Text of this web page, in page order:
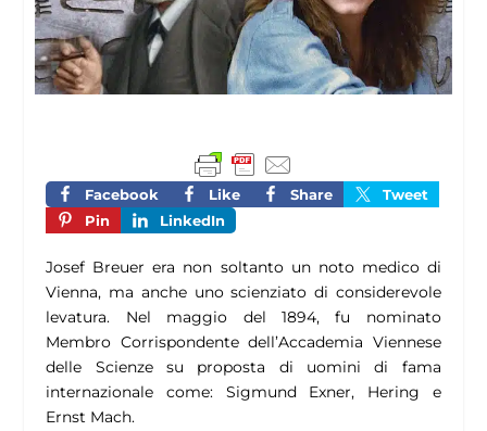
Facebook Like Share
Tweet
Pin
LinkedIn
Josef Breuer era non soltanto un noto medico di
Vienna, ma anche uno scienziato di considerevole
levatura. Nel maggio del 1894, fu nominato
Membro Corrispondente dell’Accademia Viennese
delle Scienze su proposta di uomini di fama
internazionale come: Sigmund Exner, Hering e
Ernst Mach.